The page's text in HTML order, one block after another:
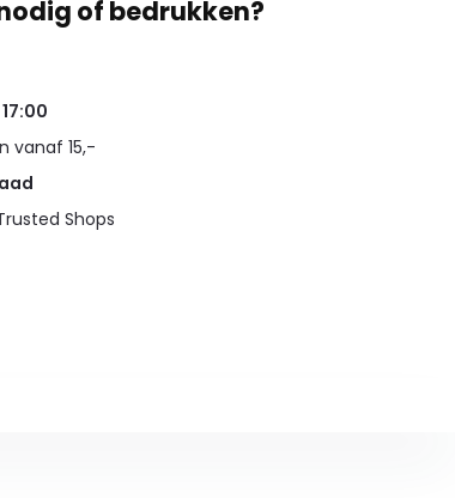
of bedrukken?
vanaf 15,-
Shops